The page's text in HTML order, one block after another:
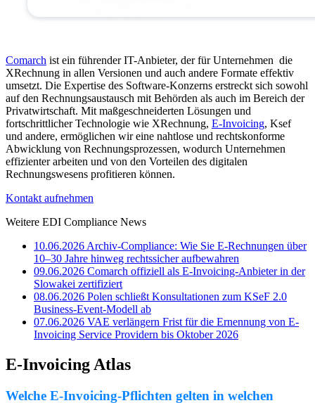
Comarch ist ein führender IT-Anbieter, der für Unternehmen die
XRechnung in allen Versionen und auch andere Formate effektiv
umsetzt. Die Expertise des Software-Konzerns erstreckt sich sowohl
auf den Rechnungsaustausch mit Behörden als auch im Bereich der
Privatwirtschaft. Mit maßgeschneiderten Lösungen und
fortschrittlicher Technologie wie XRechnung, E-Invoicing, Ksef
und andere, ermöglichen wir eine nahtlose und rechtskonforme
Abwicklung von Rechnungsprozessen, wodurch Unternehmen
effizienter arbeiten und von den Vorteilen des digitalen
Rechnungswesens profitieren können.
Kontakt aufnehmen
Weitere EDI Compliance News
10.06.2026 Archiv-Compliance: Wie Sie E-Rechnungen über
10–30 Jahre hinweg rechtssicher aufbewahren
09.06.2026 Comarch offiziell als E-Invoicing-Anbieter in der
Slowakei zertifiziert
08.06.2026 Polen schließt Konsultationen zum KSeF 2.0
Business-Event-Modell ab
07.06.2026 VAE verlängern Frist für die Ernennung von E-
Invoicing Service Providern bis Oktober 2026
E-Invoicing Atlas
Welche E-Invoicing-Pflichten gelten in welchen